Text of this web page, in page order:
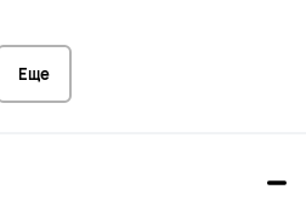
Еще